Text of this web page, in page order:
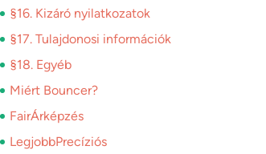
§16. Kizáró nyilatkozatok
§17. Tulajdonosi információk
§18. Egyéb
Miért Bouncer?
FairÁrképzés
LegjobbPrecíziós